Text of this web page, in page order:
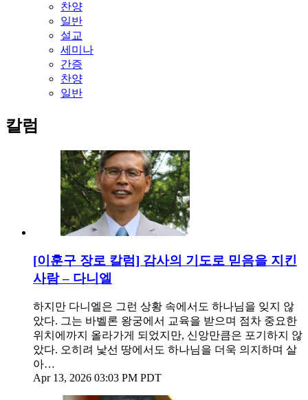
찬양
일반
설교
세미나
간증
찬양
일반
칼럼
[이훈구 장로 칼럼] 감사의 기도로 믿음을 지킨
사람 – 다니엘
하지만 다니엘은 그런 상황 속에서도 하나님을 잊지 않
았다. 그는 바벨론 왕궁에서 교육을 받으며 점차 중요한
위치에까지 올라가게 되었지만, 신앙만큼은 포기하지 않
았다. 오히려 낯선 땅에서도 하나님을 더욱 의지하며 살
아…
Apr 13, 2026 03:03 PM PDT